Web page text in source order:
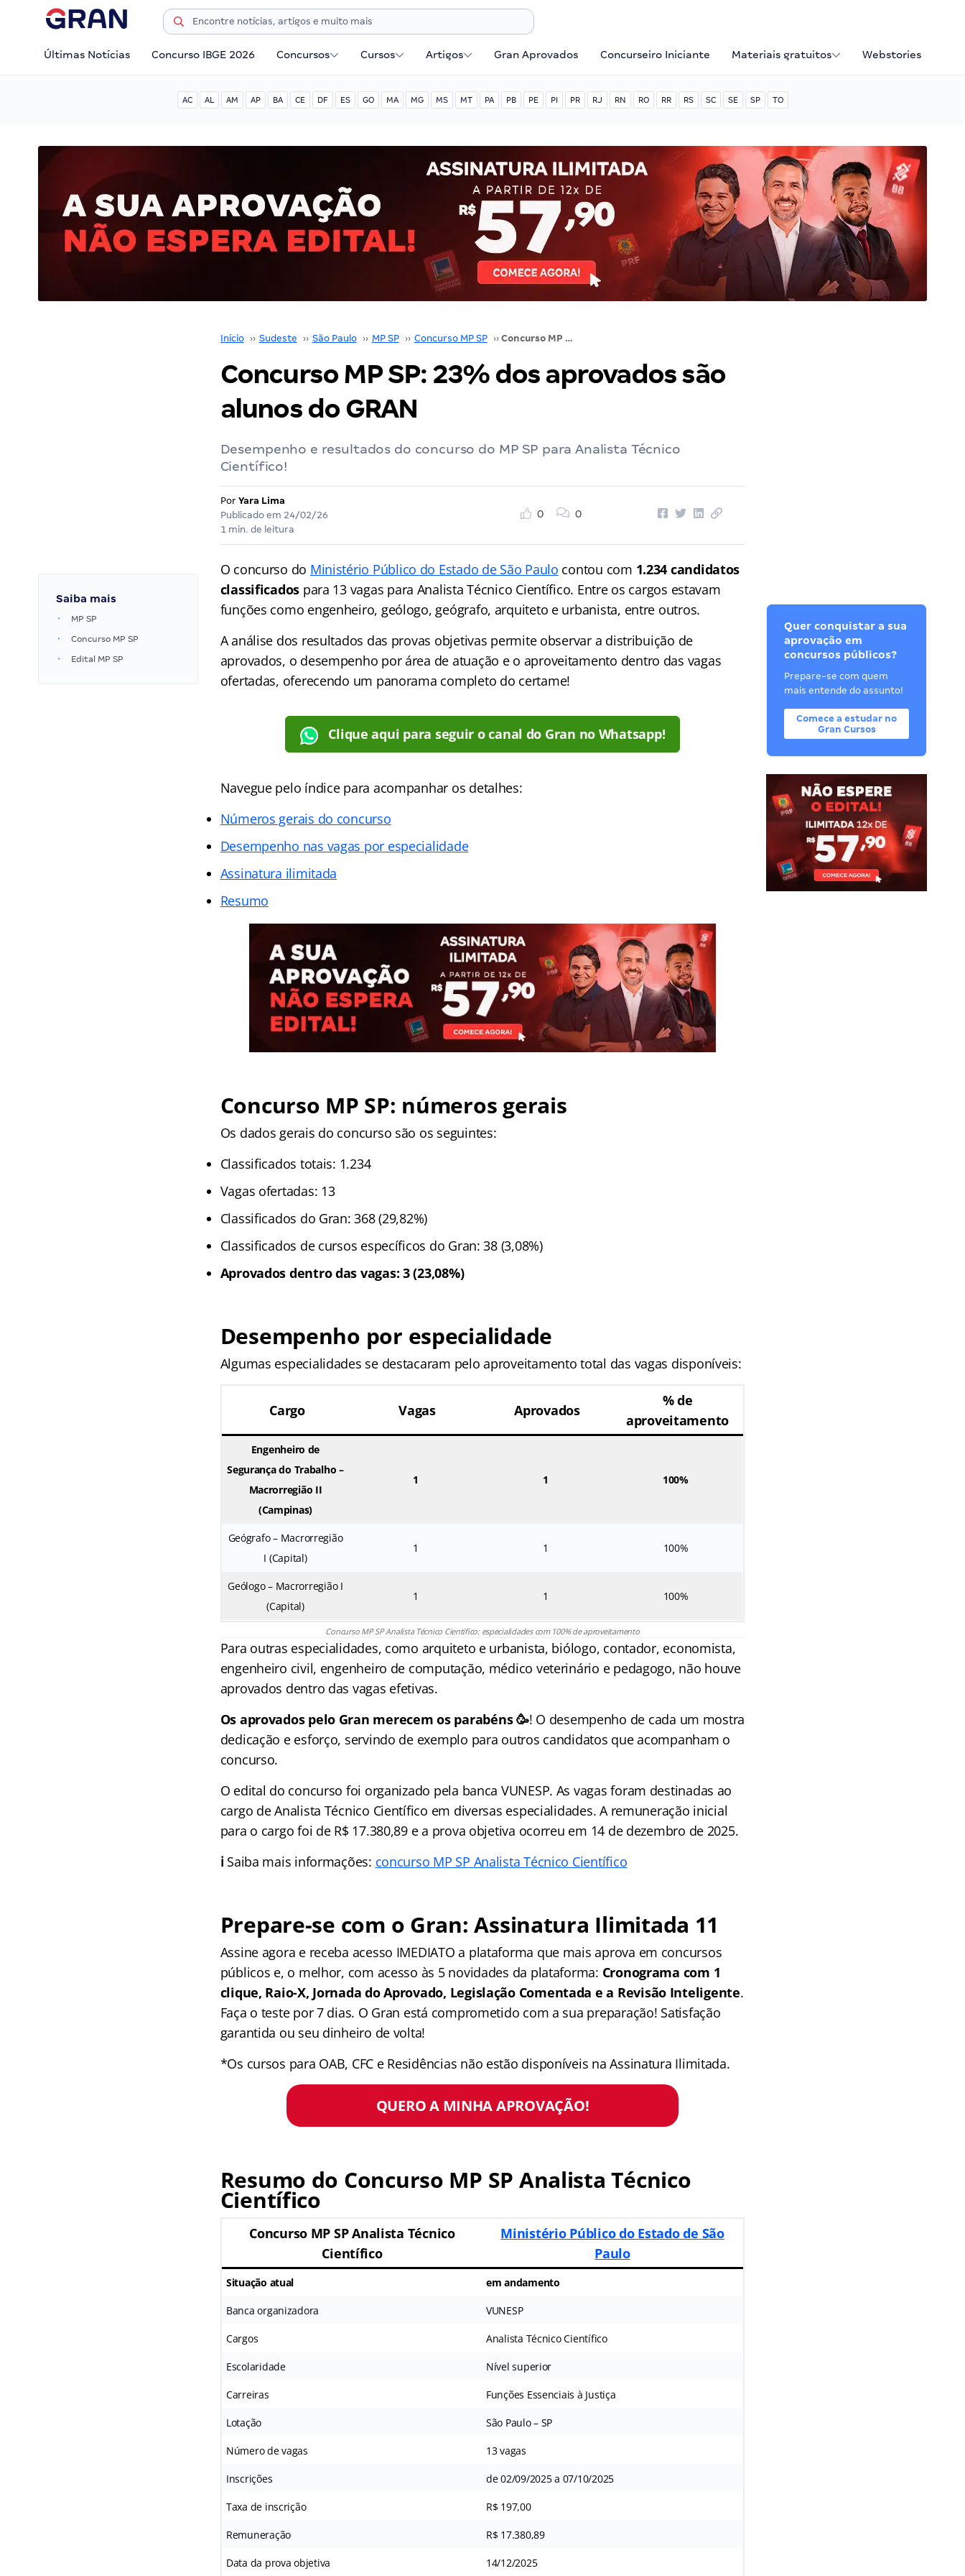
Últimas Notícias Concurso IBGE 2026 Concursos Cursos Artigos Gran Aprovados Concurseiro Iniciante Materiais gratuitos Webstories
AC AL AM AP BA CE DF ES GO MA MG MS MT PA PB PE PI PR RJ RN RO RR RS SC SE SP TO
Início ›› Sudeste ›› São Paulo ›› MP SP ›› Concurso MP SP ›› Concurso MP SP: 23% dos aprovados são alunos do GRAN
Concurso MP SP: 23% dos aprovados são
alunos do GRAN
Desempenho e resultados do concurso do MP SP para Analista Técnico
Científico!
Por Yara Lima
Publicado em 24/02/26
1 min. de leitura
0 0
Saiba mais
MP SP
Concurso MP SP
Edital MP SP
O concurso do Ministério Público do Estado de São Paulo contou com 1.234 candidatos
classificados para 13 vagas para Analista Técnico Científico. Entre os cargos estavam
funções como engenheiro, geólogo, geógrafo, arquiteto e urbanista, entre outros.
A análise dos resultados das provas objetivas permite observar a distribuição de
aprovados, o desempenho por área de atuação e o aproveitamento dentro das vagas
ofertadas, oferecendo um panorama completo do certame!
Clique aqui para seguir o canal do Gran no Whatsapp!
Navegue pelo índice para acompanhar os detalhes:
Números gerais do concurso
Desempenho nas vagas por especialidade
Assinatura ilimitada
Resumo
Concurso MP SP: números gerais
Os dados gerais do concurso são os seguintes:
Classificados totais: 1.234
Vagas ofertadas: 13
Classificados do Gran: 368 (29,82%)
Classificados de cursos específicos do Gran: 38 (3,08%)
Aprovados dentro das vagas: 3 (23,08%)
Desempenho por especialidade
Algumas especialidades se destacaram pelo aproveitamento total das vagas disponíveis:
Cargo Vagas Aprovados
% de
aproveitamento
Engenheiro de
Segurança do Trabalho –
Macrorregião II
(Campinas)
1 1 100%
Geógrafo – Macrorregião
I (Capital)
1 1 100%
Geólogo – Macrorregião I
(Capital)
1 1 100%
Concurso MP SP Analista Técnico Científico: especialidades com 100% de aproveitamento
Para outras especialidades, como arquiteto e urbanista, biólogo, contador, economista,
engenheiro civil, engenheiro de computação, médico veterinário e pedagogo, não houve
aprovados dentro das vagas efetivas.
Os aprovados pelo Gran merecem os parabéns 🥳! O desempenho de cada um mostra
dedicação e esforço, servindo de exemplo para outros candidatos que acompanham o
concurso.
O edital do concurso foi organizado pela banca VUNESP. As vagas foram destinadas ao
cargo de Analista Técnico Científico em diversas especialidades. A remuneração inicial
para o cargo foi de R$ 17.380,89 e a prova objetiva ocorreu em 14 de dezembro de 2025.
ℹ️ Saiba mais informações: concurso MP SP Analista Técnico Científico
Prepare-se com o Gran: Assinatura Ilimitada 11
Assine agora e receba acesso IMEDIATO a plataforma que mais aprova em concursos
públicos e, o melhor, com acesso às 5 novidades da plataforma: Cronograma com 1
clique, Raio-X, Jornada do Aprovado, Legislação Comentada e a Revisão Inteligente.
Faça o teste por 7 dias. O Gran está comprometido com a sua preparação! Satisfação
garantida ou seu dinheiro de volta!
*Os cursos para OAB, CFC e Residências não estão disponíveis na Assinatura Ilimitada.
QUERO A MINHA APROVAÇÃO!
Resumo do Concurso MP SP Analista Técnico
Científico
Concurso MP SP Analista Técnico
Científico
Ministério Público do Estado de São
Paulo
Situação atual em andamento
Banca organizadora VUNESP
Cargos Analista Técnico Científico
Escolaridade Nível superior
Carreiras Funções Essenciais à Justiça
Lotação São Paulo – SP
Número de vagas 13 vagas
Inscrições de 02/09/2025 a 07/10/2025
Taxa de inscrição R$ 197,00
Remuneração R$ 17.380,89
Data da prova objetiva 14/12/2025
Quer conquistar a sua
aprovação em
concursos públicos?
Prepare-se com quem
mais entende do assunto!
Comece a estudar no
Gran Cursos